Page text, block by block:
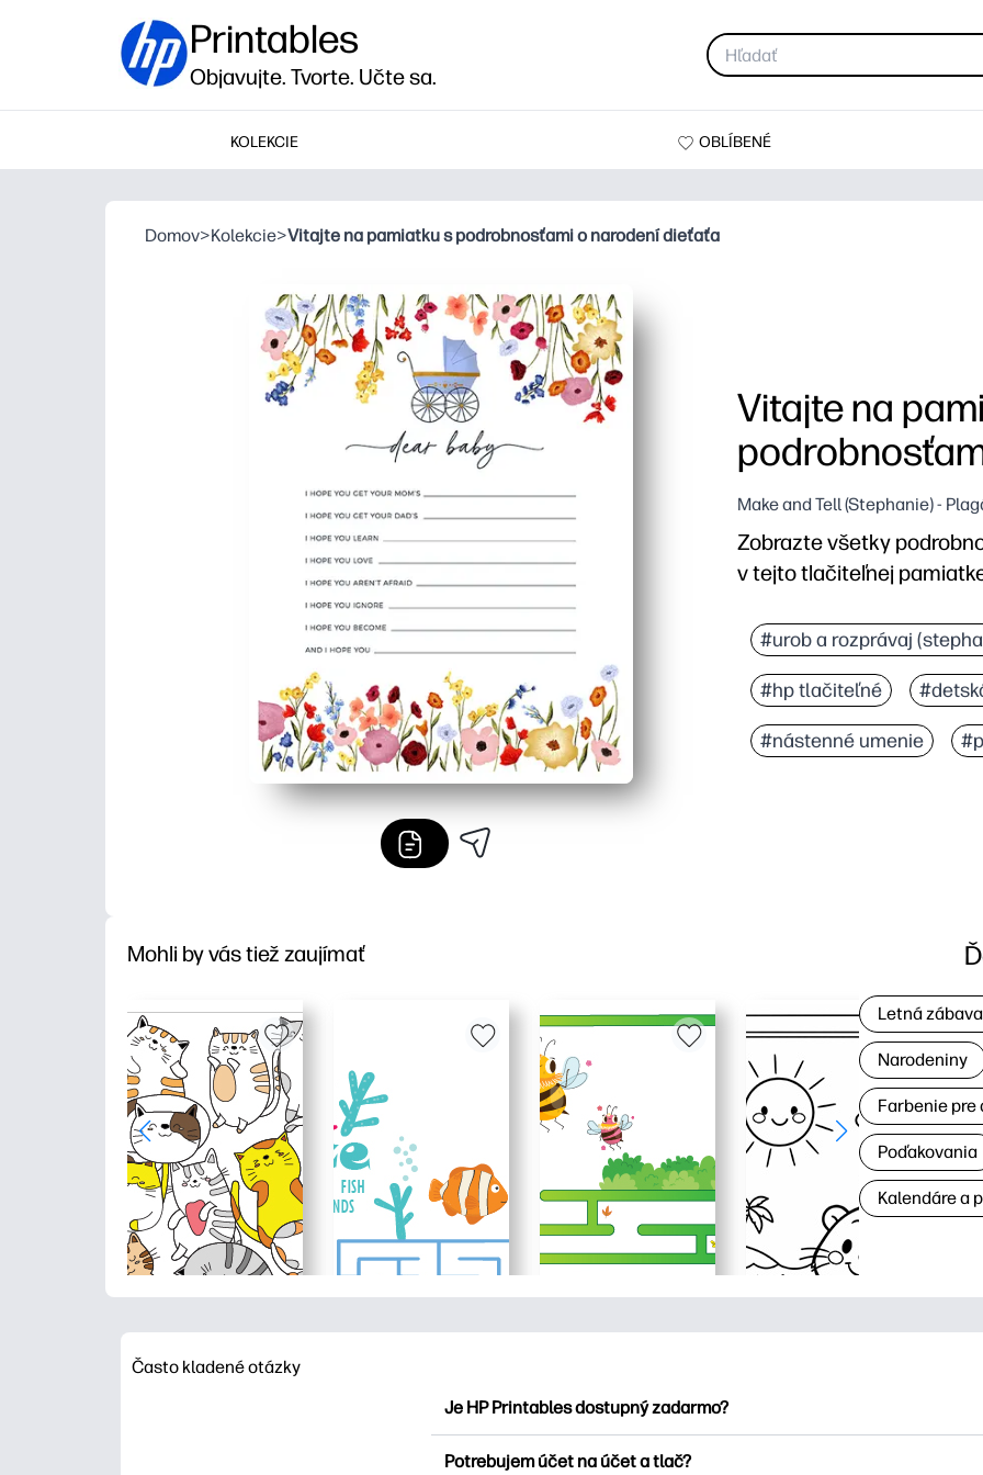
Printables
Objavujte. Tvorte. Učte sa.
KOLEKCIE OBLÍBENÉ
Domov>Kolekcie>Vitajte na pamiatku s podrobnosťami o narodení dieťaťa
Vitajte na
Make and Tell (Stephanie) -
Zobrazte všetky
v tejto tlačiteľnej
Vytlačte a vyplňte v
Vedené priestory pre
Čisté rozloženie
Jednoduchá tlač pre
#urob a rozprávaj
#hp tlačiteľné
#nástenné umenie
Mohli by vás tiež zaujímať
Letná zábava
Narodeniny
Farbenie pre
Poďakovania
Kalendáre a
Často kladené otázky
Je HP Printables dostupný zadarmo?
Potrebujem účet na účet a tlač?